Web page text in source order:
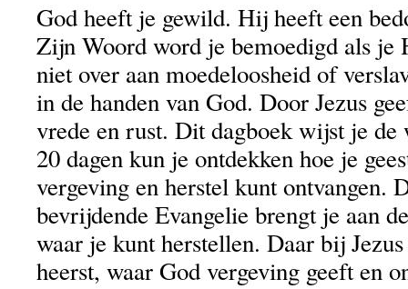
God heeft je gewild. Hij heeft een
Zijn Woord word je bemoedigd als je
niet over aan moedeloosheid of
in de handen van God. Door Jezus
vrede en rust. Dit dagboek wijst je de
20 dagen kun je ontdekken hoe je
vergeving en herstel kunt ontvangen.
bevrijdende Evangelie brengt je aan
waar je kunt herstellen. Daar bij
heerst, waar God vergeving geeft en